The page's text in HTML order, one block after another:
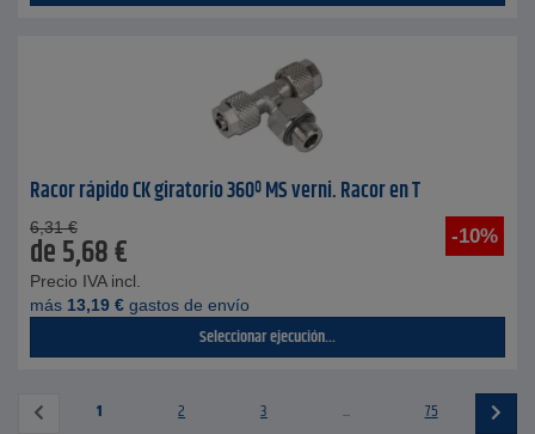
Racor rápido CK giratorio 360º MS verni. Racor en T
-10%
6,31 €
de5,68€
Precio IVA incl.
más 13,19 € gastos de envío
Seleccionar ejecución...
1 2 3 ... 75